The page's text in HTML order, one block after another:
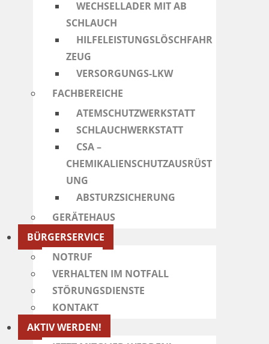
WECHSELLADER MIT AB
SCHLAUCH
HILFELEISTUNGSLÖSCHFAHR
ZEUG
VERSORGUNGS-LKW
FACHBEREICHE
ATEMSCHUTZWERKSTATT
SCHLAUCHWERKSTATT
CSA –
CHEMIKALIENSCHUTZAUSRÜST
UNG
ABSTURZSICHERUNG
GERÄTEHAUS
BÜRGERSERVICE
NOTRUF
VERHALTEN IM NOTFALL
STÖRUNGSDIENSTE
KONTAKT
AKTIV WERDEN!